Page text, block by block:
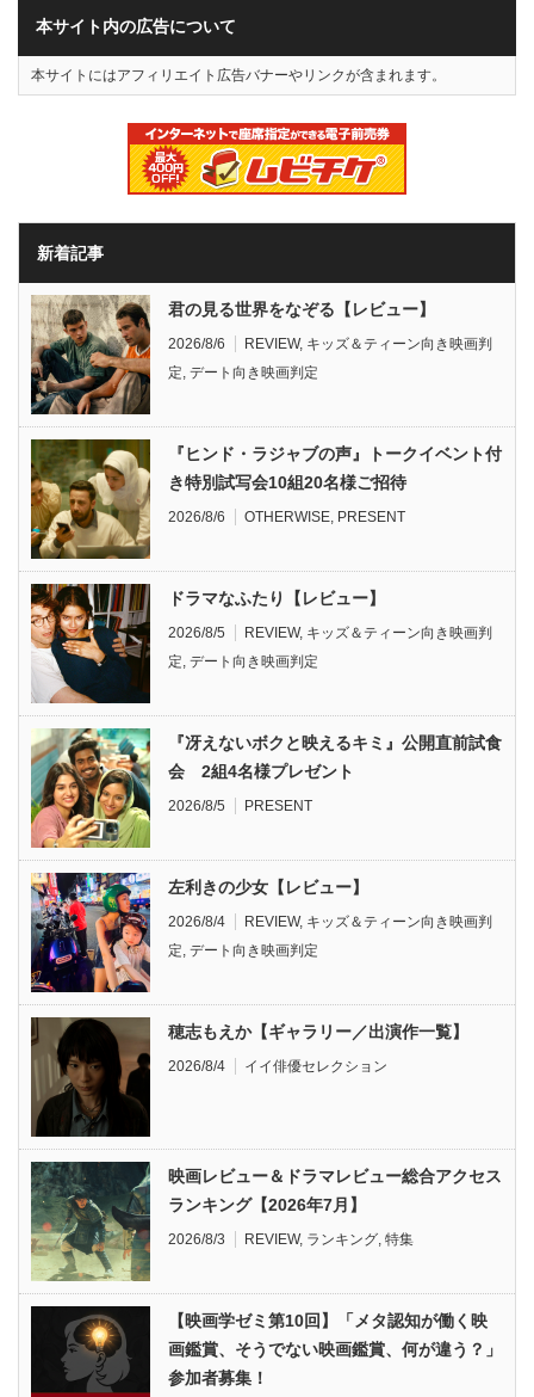
本サイト内の広告について
本サイトにはアフィリエイト広告バナーやリンクが含まれます。
新着記事
君の見る世界をなぞる【レビュー】
2026/8/6 REVIEW, キッズ＆ティーン向き映画判
定, デート向き映画判定
『ヒンド・ラジャブの声』トークイベント付
き特別試写会10組20名様ご招待
2026/8/6 OTHERWISE, PRESENT
ドラマなふたり【レビュー】
2026/8/5 REVIEW, キッズ＆ティーン向き映画判
定, デート向き映画判定
『冴えないボクと映えるキミ』公開直前試食
会 2組4名様プレゼント
2026/8/5 PRESENT
左利きの少女【レビュー】
2026/8/4 REVIEW, キッズ＆ティーン向き映画判
定, デート向き映画判定
穂志もえか【ギャラリー／出演作一覧】
2026/8/4 イイ俳優セレクション
映画レビュー＆ドラマレビュー総合アクセス
ランキング【2026年7月】
2026/8/3 REVIEW, ランキング, 特集
【映画学ゼミ第10回】「メタ認知が働く映
画鑑賞、そうでない映画鑑賞、何が違う？」
参加者募集！